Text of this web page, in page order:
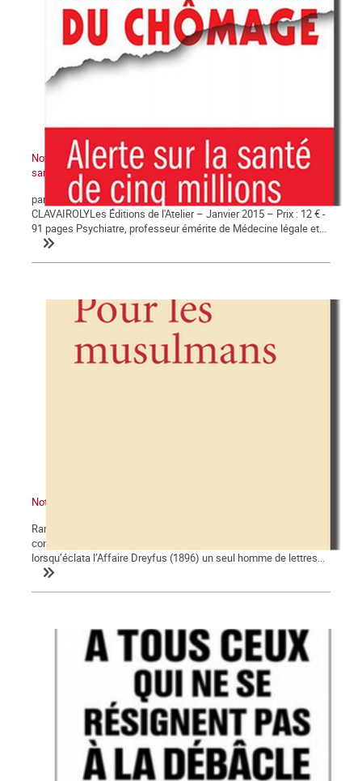
Note de lecture : « Le traumatisme du chômage, alerte sur la
santé de 5 millions de personnes »
par Michel DEBOUT – avec la collaboration de Gérard
CLAVAIROLYLes Éditions de l'Atelier – Janvier 2015 – Prix : 12 € -
91 pages Psychiatre, professeur émérite de Médecine légale et...
Note de lecture : « Pour les musulmans », par Edwy Plenel
Rares sont les intellectuels reconnus à prendre fait et cause
contre l’islamophobie, pour les musulmans. En d’autres temps,
lorsqu’éclata l’Affaire Dreyfus (1896) un seul homme de lettres...